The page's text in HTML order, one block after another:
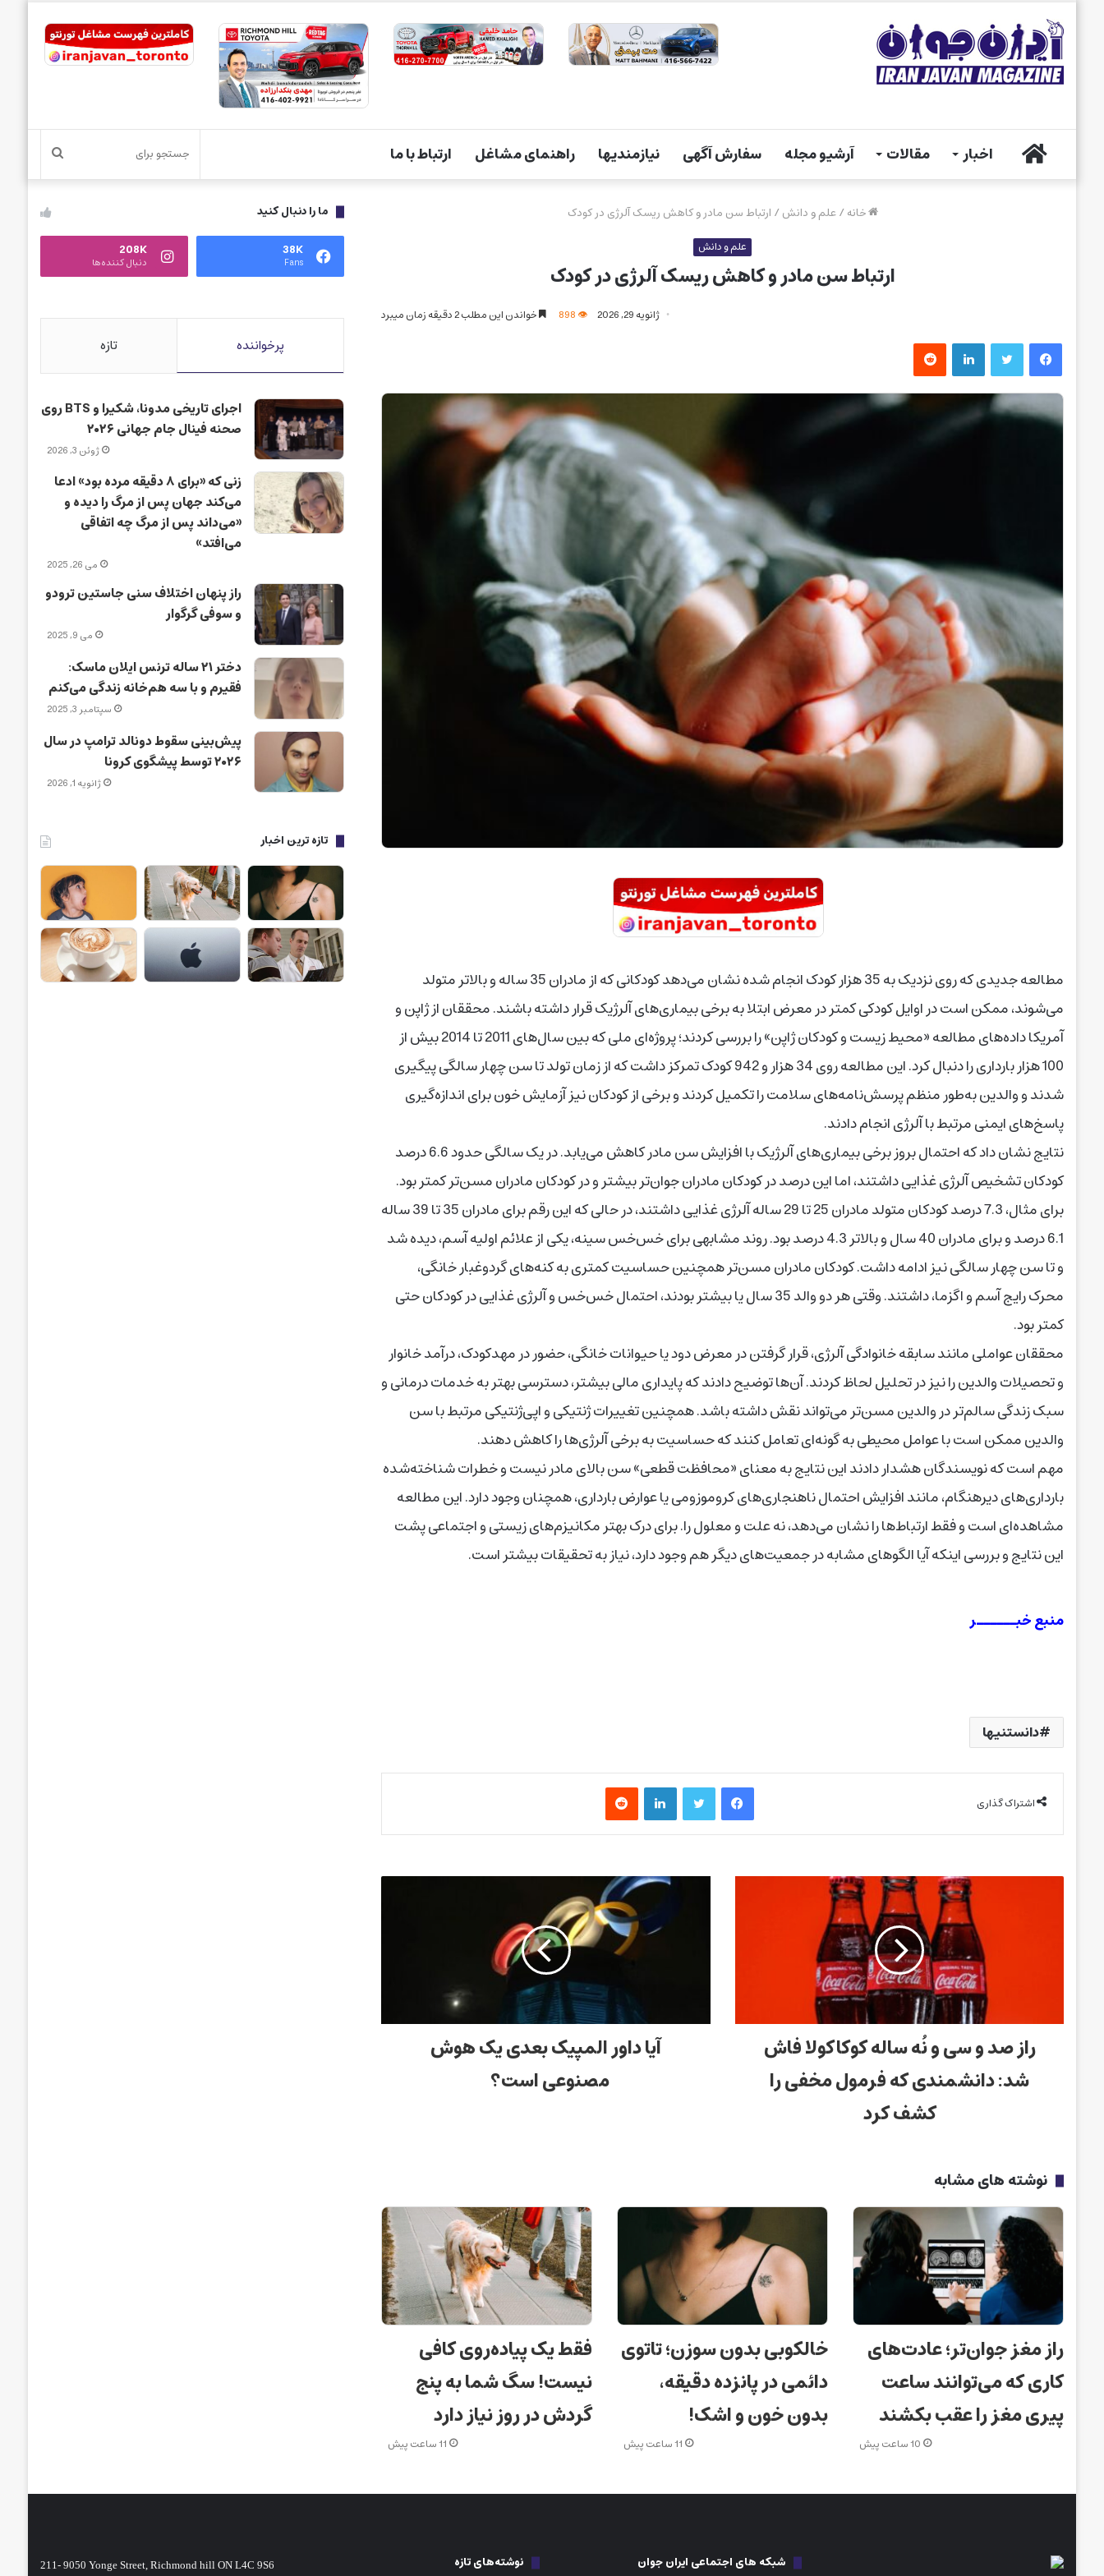
خانه اخبار مقالات آرشیو مجله سفارش آگهی نیازمندیها راهنمای مشاغل ارتباط با ما جستجو
برای خانه/علم و دانش/ ارتباط سن مادر و کاهش ریسک آلرژی در کودک
علم و دانش
ارتباط سن مادر و کاهش ریسک آلرژی در کودک
ژانویه 29, 2026 خواندن این مطلب 2 دقیقه زمان میبرد
فیس بوک توییتر لینکدین‫رددیت
مطالعه جدیدی که روی نزدیک به 35 هزار کودک انجام شده نشان می‌دهد کودکانی که از مادران 35 ساله و بالاتر متولد
می‌شوند، ممکن است در اوایل کودکی کمتر در معرض ابتلا به برخی بیماری‌های آلرژیک قرار داشته باشند. محققان از ژاپن و
آمریکا داده‌های مطالعه «محیط زیست و کودکان ژاپن» را بررسی کردند؛ پروژه‌ای ملی که بین سال‌های 2011 تا 2014 بیش از
100 هزار بارداری را دنبال کرد. این مطالعه روی 34 هزار و 942 کودک تمرکز داشت که از زمان تولد تا سن چهار سالگی پیگیری
شدند و والدین به‌طور منظم پرسش‌نامه‌های سلامت را تکمیل کردند و برخی از کودکان نیز آزمایش خون برای اندازه‌گیری
پاسخ‌های ایمنی مرتبط با آلرژی انجام دادند.
نتایج نشان داد که احتمال بروز برخی بیماری‌های آلرژیک با افزایش سن مادر کاهش می‌یابد. در یک سالگی حدود 6.6 درصد
کودکان تشخیص آلرژی غذایی داشتند، اما این درصد در کودکان مادران جوان‌تر بیشتر و در کودکان مادران مسن‌تر کمتر بود.
برای مثال، 7.3 درصد کودکان متولد مادران 25 تا 29 ساله آلرژی غذایی داشتند، در حالی که این رقم برای مادران 35 تا 39 ساله
6.1 درصد و برای مادران 40 سال و بالاتر 4.3 درصد بود. روند مشابهی برای خس‌خس سینه، یکی از علائم اولیه آسم، دیده شد
و تا سن چهار سالگی نیز ادامه داشت. کودکان مادران مسن‌تر همچنین حساسیت کمتری به کنه‌های گردوغبار خانگی،
محرک رایج آسم و اگزما، داشتند. وقتی هر دو والد 35 سال یا بیشتر بودند، احتمال خس‌خس و آلرژی غذایی در کودکان حتی
کمتر بود.
محققان عواملی مانند سابقه خانوادگی آلرژی، قرار گرفتن در معرض دود یا حیوانات خانگی، حضور در مهدکودک، درآمد خانوار
و تحصیلات والدین را نیز در تحلیل لحاظ کردند. آن‌ها توضیح دادند که پایداری مالی بیشتر، دسترسی بهتر به خدمات درمانی و
سبک زندگی سالم‌تر در والدین مسن‌تر می‌تواند نقش داشته باشد. همچنین تغییرات ژنتیکی و اپی‌ژنتیکی مرتبط با سن
والدین ممکن است با عوامل محیطی به گونه‌ای تعامل کنند که حساسیت به برخی آلرژی‌ها را کاهش دهند.
مهم است که نویسندگان هشدار دادند این نتایج به معنای «محافظت قطعی» سن بالای مادر نیست و خطرات شناخته‌شده
بارداری‌های دیرهنگام، مانند افزایش احتمال ناهنجاری‌های کروموزومی یا عوارض بارداری، همچنان وجود دارد. این مطالعه
مشاهده‌ای است و فقط ارتباط‌ها را نشان می‌دهد، نه علت و معلول را. برای درک بهتر مکانیزم‌های زیستی و اجتماعی پشت
این نتایج و بررسی اینکه آیا الگوهای مشابه در جمعیت‌های دیگر هم وجود دارد، نیاز به تحقیقات بیشتر است.
منبع خبــــــر
دانستنیها
اشتراک گذاری
فیس بوک توییتر لینکدین‫رددیت
راز صد و سی و نُه ساله کوکاکولا فاش
شد: دانشمندی که فرمول مخفی را
کشف کرد
آیا داور المپیک بعدی یک هوش
مصنوعی است؟
نوشته های مشابه
راز مغز جوان‌تر؛ عادت‌های
کاری که می‌توانند ساعت
پیری مغز را عقب بکشند
10 ساعت پیش
خالکوبی بدون سوزن؛ تاتوی
دائمی در پانزده دقیقه،
بدون خون و اشک!
11 ساعت پیش
فقط یک پیاده‌روی کافی
نیست! سگ شما به پنج
گردش در روز نیاز دارد
11 ساعت پیش
ما را دنبال کنید
38K
Fans
208K
دنبال کننده‌ها
پرخواننده تازه
اجرای تاریخی مدونا، شکیرا و BTS روی
صحنه فینال جام جهانی ۲۰۲۶
ژوئن 3, 2026
زنی که «برای ۸ دقیقه مرده بود» ادعا
می‌کند جهان پس از مرگ را دیده و
«می‌داند پس از مرگ چه اتفاقی
می‌افتد»
می 26, 2025
راز پنهان اختلاف سنی جاستین ترودو
و سوفی گرگوار
می 9, 2025
دختر ۲۱ ساله ترنس ایلان ماسک:
فقیرم و با سه هم‌خانه زندگی می‌کنم
سپتامبر 3, 2025
پیش‌بینی سقوط دونالد ترامپ در سال
۲۰۲۶ توسط پیشگوی کرونا
ژانویه 1, 2026
تازه ترین اخبار
شبکه های اجتماعی ایران جوان نوشته‌های تازه 211- 9050 Yonge Street, Richmond hill ON L4C 9S6